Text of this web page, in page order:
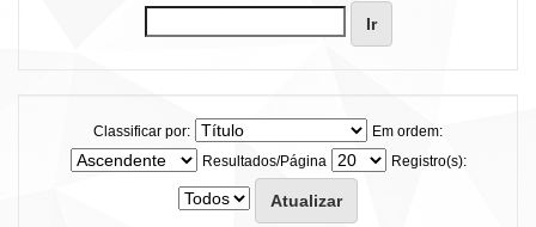
Classificar por:
Em ordem:
Resultados/Página
Registro(s):